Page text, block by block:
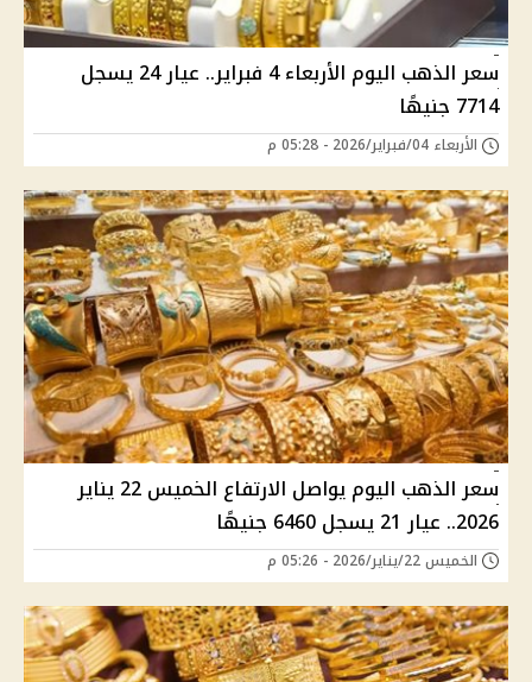
سعر الذهب اليوم الأربعاء 4 فبراير.. عيار 24 يسجل
7714 جنيهًا
الأربعاء 04/فبراير/2026 - 05:28 م
سعر الذهب اليوم يواصل الارتفاع الخميس 22 يناير
2026.. عيار 21 يسجل 6460 جنيهًا
الخميس 22/يناير/2026 - 05:26 م